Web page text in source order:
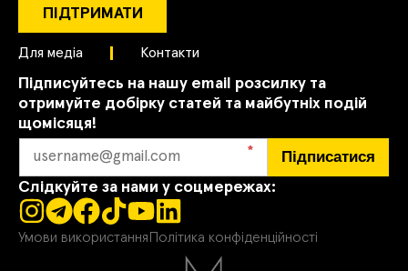
ПІДТРИМАТИ
Для медіа Контакти
Підписуйтесь на нашу email розсилку та
отримуйте добірку статей та майбутніх подій
щомісяця!
* Підписатися
Слідкуйте за нами у соцмережах:
Умови використання Політика конфіденційності